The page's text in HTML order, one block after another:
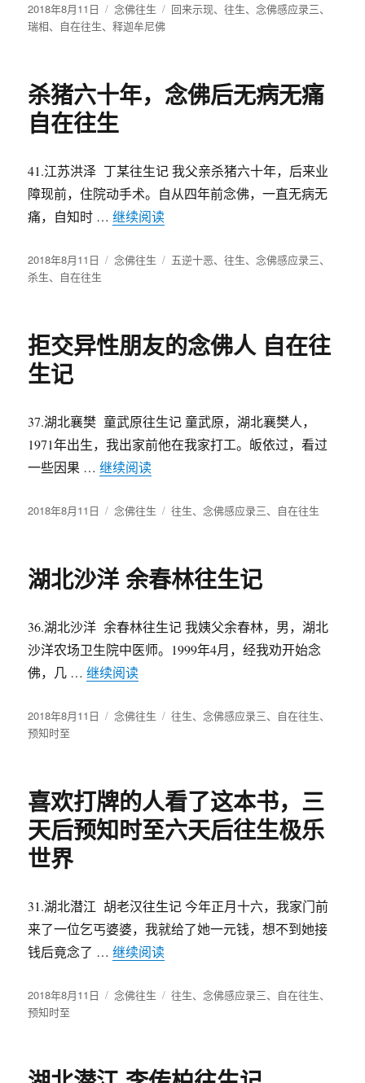
发
布
2018年8月11日
分
类
念佛往生
标
回来示现、往生、念佛感应录三、
瑞相、 自在往生、释迦牟尼佛
杀猪六十年，念佛后无病无痛
自在往生
41.江苏洪泽 丁某往生记 我父亲杀猪六十年，后来业
障现前，住院动手术。自从四年前念佛，一直无病无
痛，自知时 …继续阅读
发
布
2018年8月11日
分
念佛往生
标
五逆十恶、往生、念佛感应录三、
杀生、 自在往生
拒交异性朋友的念佛人 自在往
生记
37.湖北襄樊 童武原往生记 童武原，湖北襄樊人，
1971年出生，我出家前他在我家打工。皈依过，看过
一些因果 …继续阅读
发
2018年8月11日
分
念佛往生
标
往生、念佛感应录三、 自在往生
湖北沙洋 余春林往生记
36.湖北沙洋 余春林往生记 我姨父余春林，男，湖北
沙洋农场卫生院中医师。1999年4月，经我劝开始念
佛，几 …继续阅读
发
布
2018年8月11日
分
念佛往生
标
往生、念佛感应录三、 自在往生、
预知时至
喜欢打牌的人看了这本书，三
天后预知时至六天后往生极乐
世界
31.湖北潜江 胡老汉往生记 今年正月十六，我家门前
来了一位乞丐婆婆，我就给了她一元钱，想不到她接
钱后竟念了 …继续阅读
发
布
2018年8月11日
分
念佛往生
标
往生、念佛感应录三、 自在往生、
预知时至